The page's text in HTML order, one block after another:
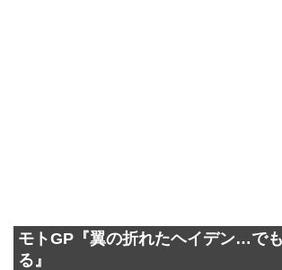
モトGP『翼の折れたヘイデン…で
る』